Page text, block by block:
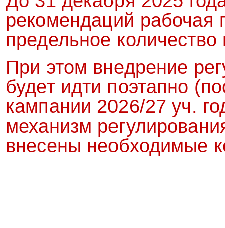
рекомендаций рабочая
предельное
При этом внедрение
будет идти поэтапно
кампании 2026/27 уч.
механизм
внесены необходимые